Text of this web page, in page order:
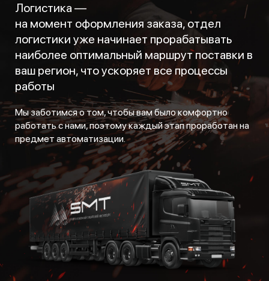
Логистика —
на момент оформления заказа, отдел
логистики уже начинает прорабатывать
наиболее оптимальный маршрут поставки в
ваш регион, что ускоряет все процессы
работы
Мы заботимся о том, чтобы вам было комфортно
работать с нами, поэтому каждый этап проработан на
предмет автоматизации.